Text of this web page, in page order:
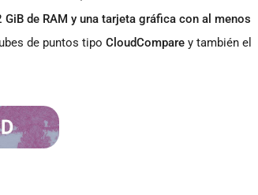
GiB de RAM y una tarjeta gráfica con al menos
de puntos tipo CloudComparey también el